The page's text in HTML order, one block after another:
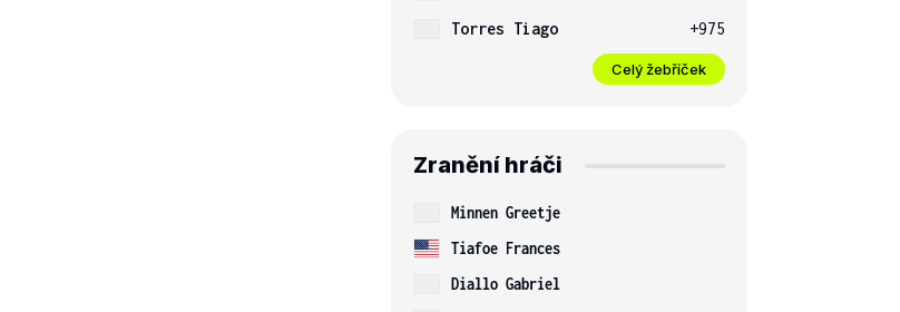
Torres Tiago
+975
Celý žebříček
Zranění hráči
Minnen Greetje
Tiafoe Frances
Diallo Gabriel